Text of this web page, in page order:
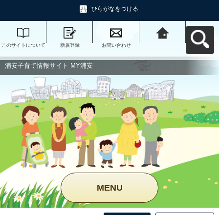
ひらがなをつける
このサイトについて 新規登録 お問い合わせ
浦安子育て情報サイト MY浦安
MENU